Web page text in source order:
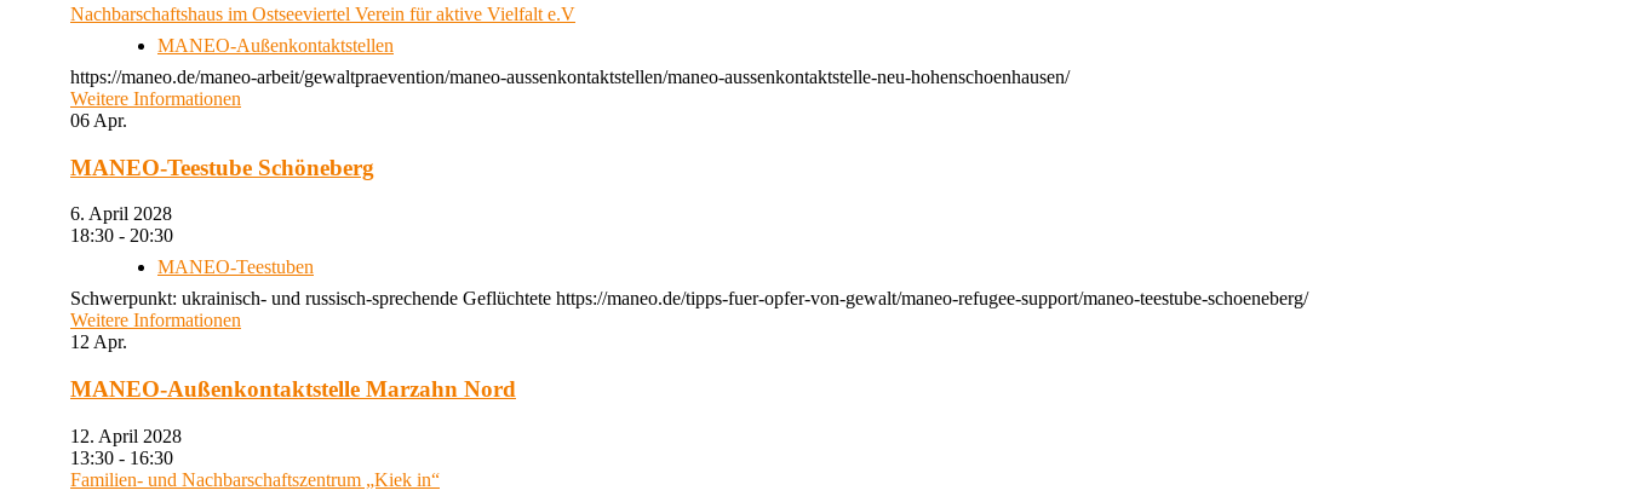
Nachbarschaftshaus im Ostseeviertel Verein für aktive Vielfalt e.V
MANEO-Außenkontaktstellen
https://maneo.de/maneo-arbeit/gewaltpraevention/maneo-aussenkontaktstellen/maneo-aussenkontaktstelle-neu-hohenschoenhausen/
Weitere Informationen
06 Apr.
MANEO-Teestube Schöneberg
6. April 2028
18:30 - 20:30
MANEO-Teestuben
Schwerpunkt: ukrainisch- und russisch-sprechende Geflüchtete https://maneo.de/tipps-fuer-opfer-von-gewalt/maneo-refugee-support/maneo-teestube-schoeneberg/
Weitere Informationen
12Apr.
MANEO-Außenkontaktstelle Marzahn Nord
12. April 2028
13:30 - 16:30
Familien- und Nachbarschaftszentrum „Kiek in“